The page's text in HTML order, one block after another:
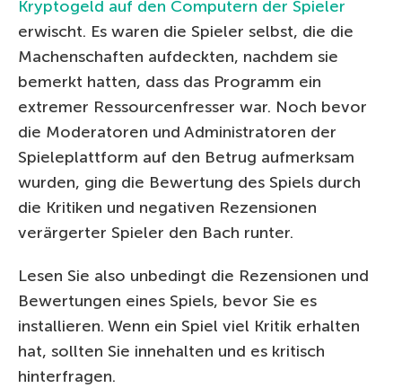
Kryptogeld auf den Computern der Spieler
erwischt. Es waren die Spieler selbst, die die
Machenschaften aufdeckten, nachdem sie
bemerkt hatten, dass das Programm ein
extremer Ressourcenfresser war. Noch bevor
die Moderatoren und Administratoren der
Spieleplattform auf den Betrug aufmerksam
wurden, ging die Bewertung des Spiels durch
die Kritiken und negativen Rezensionen
verärgerter Spieler den Bach runter.
Lesen Sie also unbedingt die Rezensionen und
Bewertungen eines Spiels, bevor Sie es
installieren. Wenn ein Spiel viel Kritik erhalten
hat, sollten Sie innehalten und es kritisch
hinterfragen.